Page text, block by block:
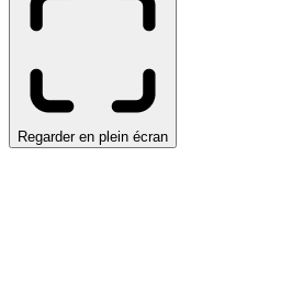
Regarder en plein écran